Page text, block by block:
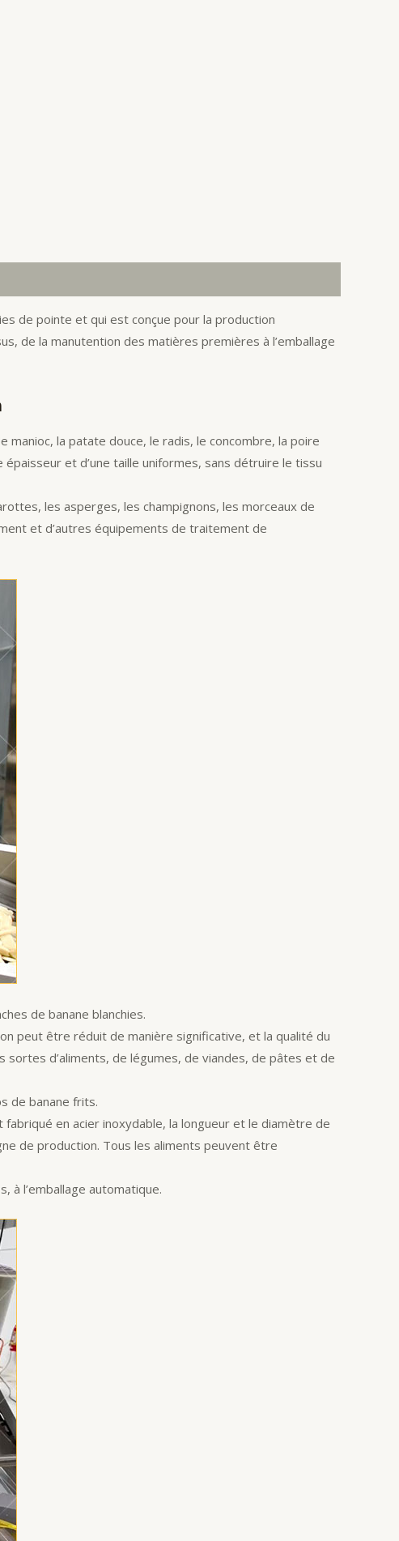
de pointe et qui est conçue pour la production
de la manutention des matières premières à l’emballage
manioc, la patate douce, le radis, le concombre, la poire
et d’une taille uniformes, sans détruire le tissu
les asperges, les champignons, les morceaux de
et d’autres équipements de traitement de
de banane blanchies.
peut être réduit de manière significative, et la qualité du
d’aliments, de légumes, de viandes, de pâtes et de
de banane frits.
en acier inoxydable, la longueur et le diamètre de
de production. Tous les aliments peuvent être
à l’emballage automatique.